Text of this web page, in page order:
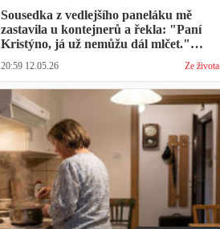
Sousedka z vedlejšího paneláku mě
zastavila u kontejnerů a řekla: "Paní
Kristýno, já už nemůžu dál mlčet."
manžela ve čtvrtky na lavičce před
lékárnou s tou samou ženou
20:59 12.05.26 Ze života